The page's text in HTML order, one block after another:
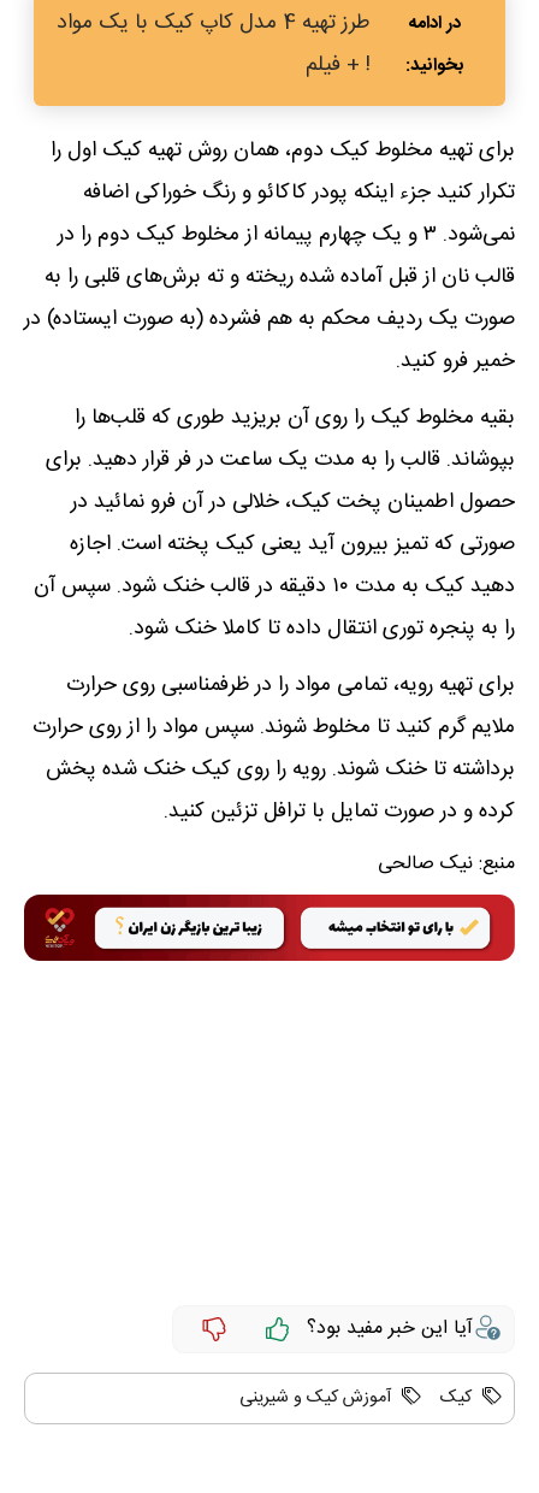
طرز تهیه 4 مدل کاپ کیک با یک مواد
! + فیلم
برای تهیه مخلوط کیک دوم، همان روش تهیه کیک اول را
تکرار کنید جزء اینکه پودر کاکائو و رنگ خوراکی اضافه
نمی‌شود. ۳ و یک چهارم پیمانه از مخلوط کیک دوم را در
قالب نان از قبل آماده شده ریخته و ته برش‌های قلبی را به
صورت یک ردیف محکم به هم فشرده (به صورت ایستاده) در
خمیر فرو کنید.
بقیه مخلوط کیک را روی آن بریزید طوری که قلب‌ها را
بپوشاند. قالب را به مدت یک ساعت در فر قرار دهید. برای
حصول اطمینان پخت کیک، خلالی در آن فرو نمائید در
صورتی که تمیز بیرون آید یعنی کیک پخته است. اجازه
دهید کیک به مدت ۱۰ دقیقه در قالب خنک شود. سپس آن
را به پنجره توری انتقال داده تا کاملا خنک شود.
برای تهیه رویه، تمامی مواد را در ظرفمناسبی روی حرارت
ملایم گرم کنید تا مخلوط شوند. سپس مواد را از روی حرارت
برداشته تا خنک شوند. رویه را روی کیک خنک شده پخش
کرده و در صورت تمایل با ترافل تزئین کنید.
منبع:نیک صالحی
آیا این خبر مفید بود؟
کیک آموزش کیک و شیرینی